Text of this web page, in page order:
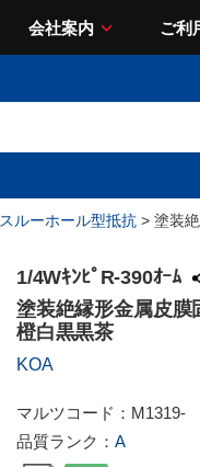
会社案内 ご利
スルーホール型抵抗 > 塗装
1/4WｷﾝﾋﾟR-390ｵｰﾑ
塗装絶縁形金属皮
橙白黒黒茶
KOA
マルツコード： M1319-
品質ランク： A